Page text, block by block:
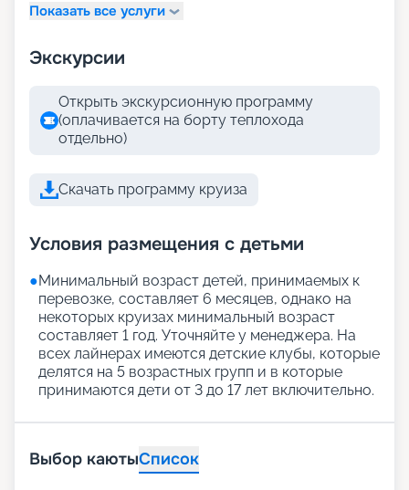
Показать все услуги
Экскурсии
Открыть экскурсионную программу
(оплачивается на борту теплохода
отдельно)
Скачать программу круиза
Условия размещения с детьми
●Минимальный возраст детей, принимаемых к
перевозке, составляет 6 месяцев, однако на
некоторых круизах минимальный возраст
составляет 1 год. Уточняйте у менеджера. На
всех лайнерах имеются детские клубы, которые
делятся на 5 возрастных групп и в которые
принимаются дети от 3 до 17 лет включительно.
Выбор каютыСписок